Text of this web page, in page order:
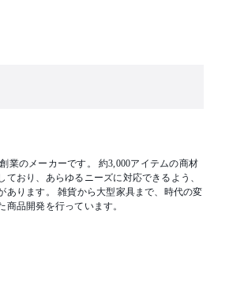
です。 約3,000アイテムの商材
ており、あらゆるニーズに対応できるよう、
型家具まで、時代の変
商品開発を行っています。